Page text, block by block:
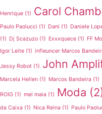
Henrique (1) Carol
Paulo Paolucci (1) Dani (1) Daniele
(1) Dj Scazuzo (1) Exxxquece (1) FF
Igor Leite (1) infleuncer Marcos
Jessy Robot (1) John
Marcela Hellen (1) Marcos Bandeira (1)
ROIG (1) mel maia (1) Moda
da Caixa (1) Nica Reina (1) Paulo